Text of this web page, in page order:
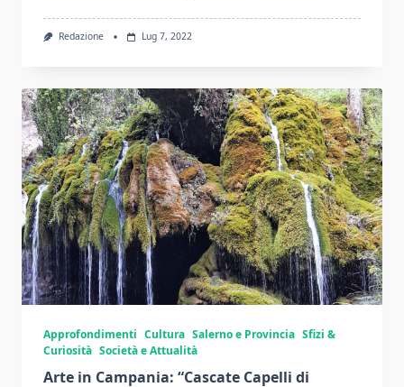
Redazione Lug 7, 2022
Approfondimenti Cultura Salerno e Provincia Sfizi &
Curiosità Società e Attualità
Arte in Campania: “Cascate Capelli di